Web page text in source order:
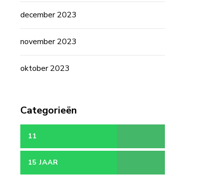
december 2023
november 2023
oktober 2023
Categorieën
11
15 JAAR